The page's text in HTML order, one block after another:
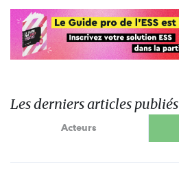
Les derniers articles publiés
Acteurs